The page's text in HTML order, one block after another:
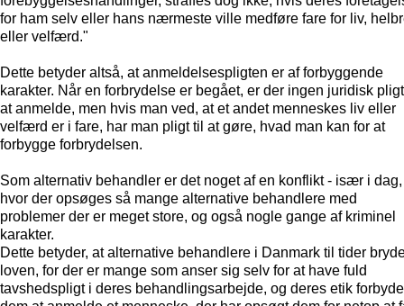
for ham selv eller hans nærmeste ville medføre fare for liv,
eller velfærd."
Dette betyder altså, at anmeldelsespligten er af forbyggende
karakter. Når en forbrydelse er begået, er der ingen juridisk
at anmelde, men hvis man ved, at et andet menneskes liv eller
velfærd er i fare, har man pligt til at gøre, hvad man kan for at
forbygge forbrydelsen.
Som alternativ behandler er det noget af en konflikt - især i dag,
hvor der opsøges så mange alternative behandlere med
problemer der er meget store, og også nogle gange af kriminel
karakter.
Dette betyder, at alternative behandlere i Danmark til tider
loven, for der er mange som anser sig selv for at have fuld
tavshedspligt i deres behandlingsarbejde, og deres etik